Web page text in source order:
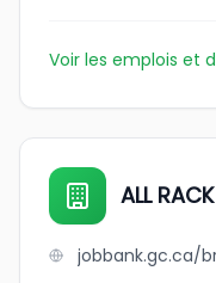
Voir les emplois et
ALL